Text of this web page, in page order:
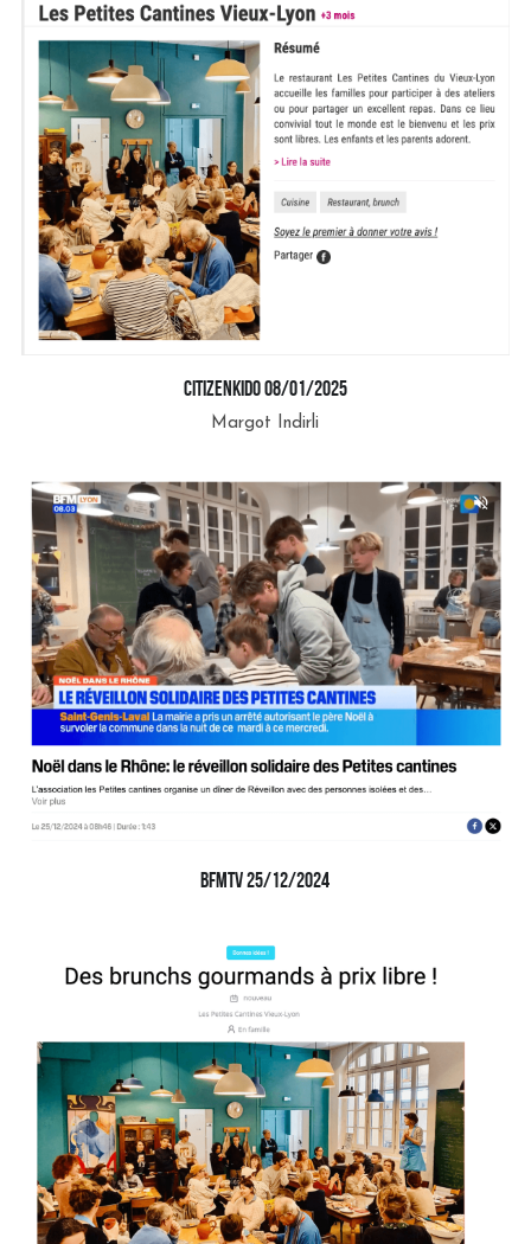
Citizenkid0 08/01/2025
Margot Indirli
BFMTV 25/12/2024